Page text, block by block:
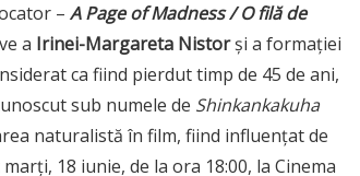
– A Page of Madness / O filă de
a Irinei-Margareta Nistorși a formației
ca fiind pierdut timp de 45 de ani,
sub numele de Shinkankakuha
naturalistă în film, fiind influențat de
18 iunie, de la ora 18:00, la Cinema